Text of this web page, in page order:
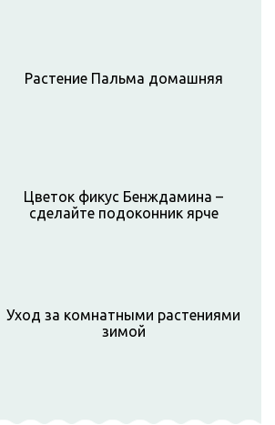
Растение Пальма домашняя
Цветок фикус Бенждамина –
сделайте подоконник ярче
Уход за комнатными растениями
зимой